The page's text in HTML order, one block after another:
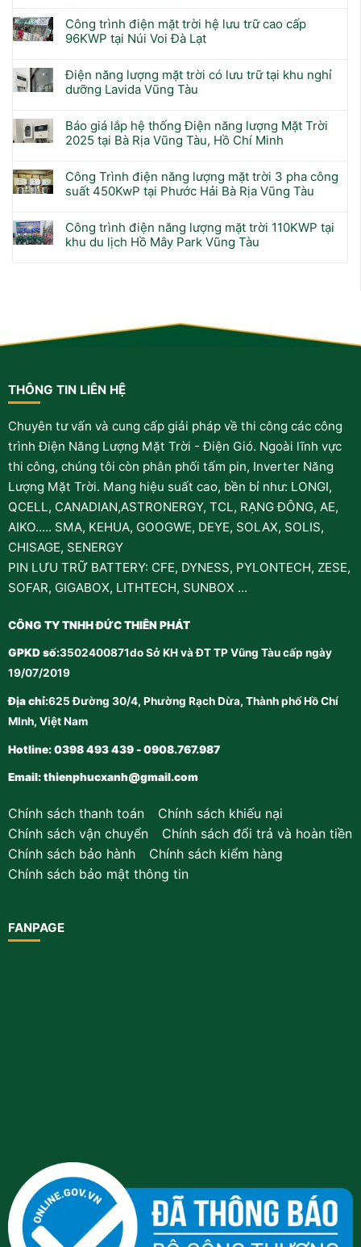
Công trình điện mặt trời hệ lưu trữ cao cấp
96KWP tại Núi Voi Đà Lạt
Điện năng lượng mặt trời có lưu trữ tại khu nghỉ
dưỡng Lavida Vũng Tàu
Báo giá lắp hệ thống Điện năng lượng Mặt Trời
2025 tại Bà Rịa Vũng Tàu, Hồ Chí Minh
Công Trình điện năng lượng mặt trời 3 pha công
suất 450KwP tại Phước Hải Bà Rịa Vũng Tàu
Công trình điện năng lượng mặt trời 110KWP tại
khu du lịch Hồ Mây Park Vũng Tàu
THÔNG TIN LIÊN HỆ
Chuyên tư vấn và cung cấp giải pháp về thi công các công
trình Điện Năng Lượng Mặt Trời - Điện Gió. Ngoài lĩnh vực
thi công, chúng tôi còn phân phối tấm pin, Inverter Năng
Lượng Mặt Trời. Mang hiệu suất cao, bền bỉ như: LONGI,
QCELL, CANADIAN,ASTRONERGY, TCL, RẠNG ĐÔNG, AE,
AIKO..... SMA, KEHUA, GOOGWE, DEYE, SOLAX, SOLIS,
CHISAGE, SENERGY
PIN LƯU TRỮ BATTERY: CFE, DYNESS, PYLONTECH, ZESE,
SOFAR, GIGABOX, LITHTECH, SUNBOX ...
CÔNG TY TNHH ĐỨC THIÊN PHÁT
GPKD số:3502400871do Sở KH và ĐT TP Vũng Tàu cấp ngày
19/07/2019
Địa chỉ:625 Đường 30/4, Phường Rạch Dừa, Thành phố Hồ Chí
MInh, Việt Nam
Hotline: 0398 493 439 - 0908.767.987
Email:thienphucxanh@gmail.com
Chính sách thanh toán- Chính sách khiếu nại
Chính sách vận chuyển- Chính sách đổi trả và hoàn tiền
Chính sách bảo hành- Chính sách kiểm hàng
Chính sách bảo mật thông tin
FANPAGE